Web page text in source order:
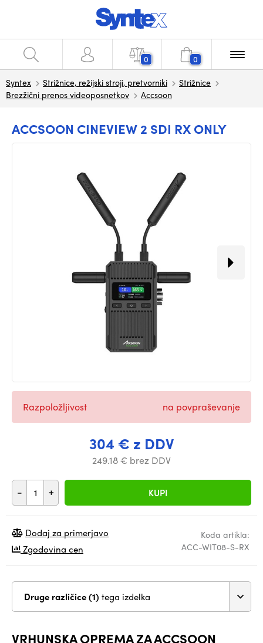
0 0
Syntex Strižnice, režijski stroji, pretvorniki
Strižnice
Brezžični prenos videoposnetkov
Accsoon
ACCSOON CINEVIEW 2 SDI RX ONLY
304 € z DDV
249.18 € brez DDV
- + KUPI
Razpoložljivost na povpraševanje
Koda artikla:
ACC-WIT08-S-RX
Dodaj za primerjavo
Zgodovina cen
Druge različice (1) tega izdelka
VRHUNSKA OPREMA ZA ACCSOON